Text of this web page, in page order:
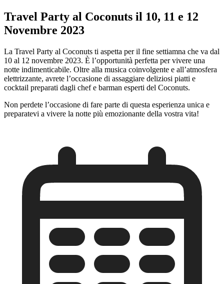
Travel Party al Coconuts il 10, 11 e 12
Novembre 2023
La Travel Party al Coconuts ti aspetta per il fine settiamna che va dal
10 al 12 novembre 2023. È l’opportunità perfetta per vivere una
notte indimenticabile. Oltre alla musica coinvolgente e all’atmosfera
elettrizzante, avrete l’occasione di assaggiare deliziosi piatti e
cocktail preparati dagli chef e barman esperti del Coconuts.
Non perdete l’occasione di fare parte di questa esperienza unica e
preparatevi a vivere la notte più emozionante della vostra vita!